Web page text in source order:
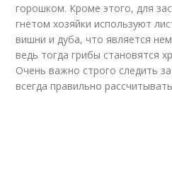
горошком. Кроме этого, для
гнётом хозяйки используют
вишни и дуба, что является
ведь тогда грибы становятся
Очень важно строго следить
всегда правильно